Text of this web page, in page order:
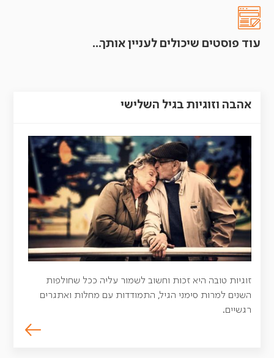
עוד פוסטים שיכולים לעניין אותך...
אהבה וזוגיות בגיל השלישי
זוגיות טובה היא זכות וחשוב לשמור עליה ככל שחולפות
השנים למרות סימני הגיל, התמודדות עם מחלות ואתגרים
רגשיים.